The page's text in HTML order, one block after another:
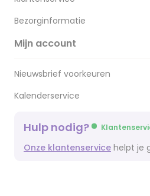
Bezorginformatie
Mijn account
Nieuwsbrief voorkeuren
Kalenderservice
Hulp nodig?
Onze klantenservice helpt je